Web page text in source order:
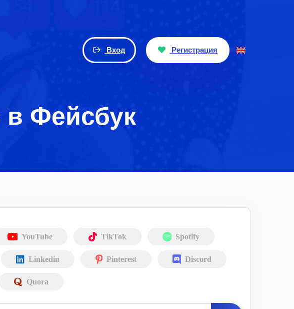
Вход Регистрация
в Фейсбук
YouTube TikTok Spotify
Linkedin Pinterest Discord
Quora